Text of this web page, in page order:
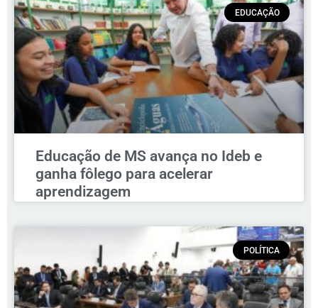
EDUCAÇÃO
Educação de MS avança no Ideb e
ganha fôlego para acelerar
aprendizagem
POLÍTICA